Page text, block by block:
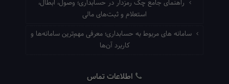
راهنمای جامع چک رمزدار در حسابداری؛ وصول، ابطال،
استعلام و ثبت‌های مالی
سامانه های مربوط به حسابداری؛ معرفی مهم‌ترین سامانه‌ها و
کاربرد آن‌ها
اطلاعات تماس